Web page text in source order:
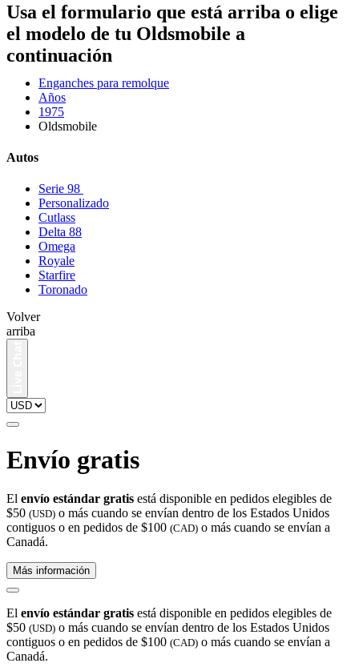
Usa el formulario que está arriba o elige
el modelo de tu Oldsmobile a
continuación
Enganches para remolque
Años
1975
Oldsmobile
Autos
Serie 98
Personalizado
Cutlass
Delta 88
Omega
Royale
Starfire
Toronado
Volver
arriba
Envío gratis
El envío estándar gratis está disponible en pedidos elegibles de
$50 (USD) o más cuando se envían dentro de los Estados Unidos
contiguos o en pedidos de $100 (CAD) o más cuando se envían a
Canadá.
Más información
El envío estándar gratis está disponible en pedidos elegibles de
$50 (USD) o más cuando se envían dentro de los Estados Unidos
contiguos o en pedidos de $100 (CAD) o más cuando se envían a
Canadá.